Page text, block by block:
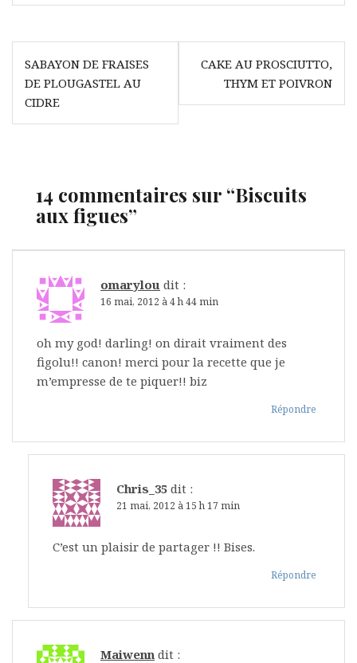
Navigation
de
l’article
SABAYON DE FRAISES
DE PLOUGASTEL AU
CIDRE
CAKE AU PROSCIUTTO,
THYM ET POIVRON
14 commentaires sur “Biscuits
aux figues”
omarylou dit :
16 mai, 2012 à 4 h 44 min
oh my god! darling! on dirait vraiment des
figolu!! canon! merci pour la recette que je
m’empresse de te piquer!! biz
Répondre
Chris_35 dit :
21 mai, 2012 à 15 h 17 min
C’est un plaisir de partager !! Bises.
Répondre
Maiwenn dit :